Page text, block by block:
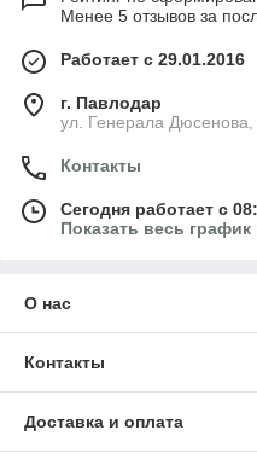
Менее 5 отзывов за
Работает с 29.01.2016
г. Павлодар
ул. Генерала
Контакты
Сегодня работает с
Показать весь
О нас
Контакты
Доставка и оплата